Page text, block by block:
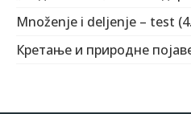
Množenje i deljenje – test
Кретање и природне